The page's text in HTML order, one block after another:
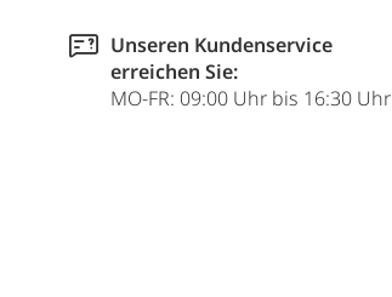
Unseren Kundenservice
erreichen Sie:
MO-FR: 09:00 Uhr bis 16:30 Uhr